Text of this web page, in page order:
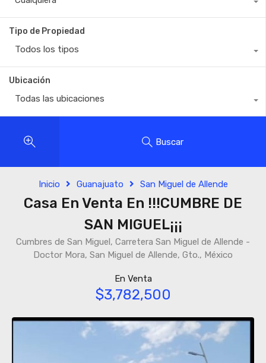
Tipo de Propiedad
Todos los tipos
Ubicación
Todas las ubicaciones
Buscar
Inicio Guanajuato San Miguel de Allende
Casa En Venta En !!!CUMBRE DE
SAN MIGUEL¡¡¡
Cumbres de San Miguel, Carretera San Miguel de Allende -
Doctor Mora, San Miguel de Allende, Gto., México
En Venta
$3,782,500